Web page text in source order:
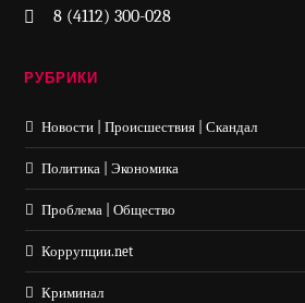
8 (4112) 300-028
РУБРИКИ
Новости | Происшествия | Скандал
Политика | Экономика
Проблема | Общество
Коррупции.net
Криминал